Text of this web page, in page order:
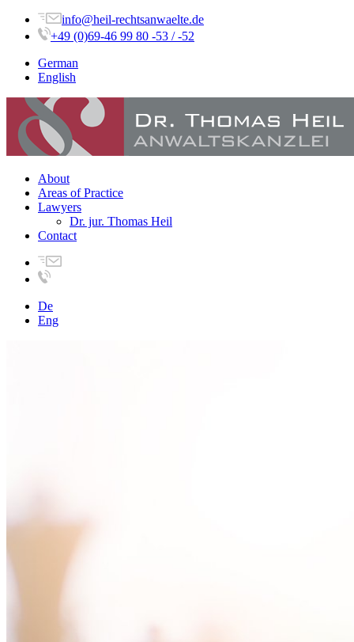
info@heil-rechtsanwaelte.de
+49 (0)69-46 99 80 -53 / -52
German
English
About
Areas of Practice
Lawyers
Dr. jur. Thomas Heil
Contact
De
Eng